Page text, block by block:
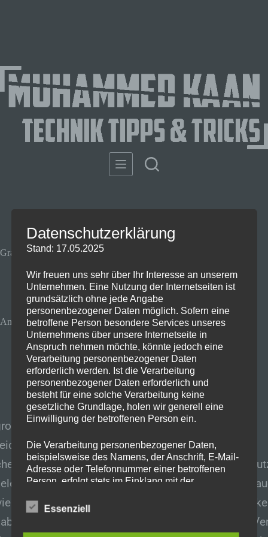
Gratis Comic Tag 2025 – Allle Infos
5. Mai 2025 Uncategorized
Am 10.05.25
Gratis Comic Tag 2025 ist es wieder soweit:
Comicverlage öffnen ihre Schatzkisten und
kostenlos ausgewählte Comics an euch!
in neue Geschichten und Welten
euren nächsten Lieblingscomic zu
sind auch dieses Jahr wieder viele namhafte
Datenschutzerklärung
Stand: 17.05.2025
Wir freuen uns sehr über Ihr Interesse an unserem
Unternehmen. Eine Nutzung der Internetseiten ist
grundsätzlich ohne jede Angabe
personenbezogener Daten möglich. Sofern eine
betroffene Person besondere Services unseres
Unternehmens über unsere Internetseite in
Anspruch nehmen möchte, könnte jedoch eine
Verarbeitung personenbezogener Daten
erforderlich werden. Ist die Verarbeitung
personenbezogener Daten erforderlich und
besteht für eine solche Verarbeitung keine
gesetzliche Grundlage, holen wir generell eine
Einwilligung der betroffenen Person ein.
Die Verarbeitung personenbezogener Daten,
beispielsweise des Namens, der Anschrift, E-Mail-
Adresse oder Telefonnummer einer betroffenen
Person, erfolgt stets im Einklang mit der
Übereinstimmung mit den für uns geltenden
Essenziell